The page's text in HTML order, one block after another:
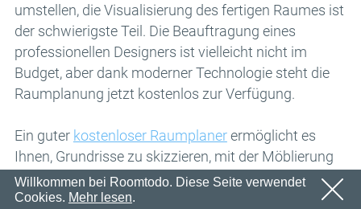
umstellen, die Visualisierung des fertigen Raumes ist
der schwierigste Teil. Die Beauftragung eines
professionellen Designers ist vielleicht nicht im
Budget, aber dank moderner Technologie steht die
Raumplanung jetzt kostenlos zur Verfügung.
Ein guter kostenloser Raumplanerermöglicht es
Ihnen, Grundrisse zu skizzieren, mit der Möblierung
zu experimentieren (die 60/40-Regel zu testen!) und
Ihre Ideen in 3D zum Leben zu erwecken — alles,
Willkommen bei Roomtodo. Diese Seite verwendet
Cookies. Mehr lesen.